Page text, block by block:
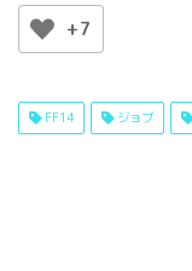
+7
FF14 ジョブ